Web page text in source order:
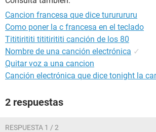
Cancion francesa que dice tururururu
Como poner la c francesa en el teclado
Tititirititi tititirititi canción de los 80
Nombre de una canción electrónica ✓
Quitar voz a una cancion
Canción electrónica que dice tonight la
2 respuestas
RESPUESTA 1 / 2